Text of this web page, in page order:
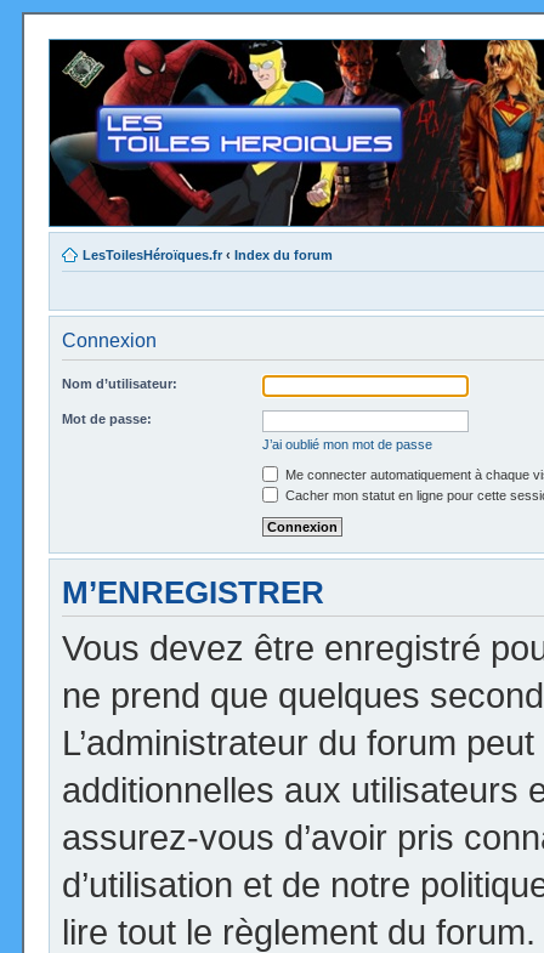
LesToilesHéroïques.fr ‹ Index du forum
Connexion
Nom d’utilisateur:
Mot de passe:
J’ai oublié mon mot de passe
Me connecter automatiquement à chaque
Cacher mon statut en ligne pour cette
M’ENREGISTRER
Vous devez être enregistré
ne prend que quelques
L’administrateur du forum
additionnelles aux utilisateurs
assurez-vous d’avoir pris
d’utilisation et de notre
lire tout le règlement du forum.